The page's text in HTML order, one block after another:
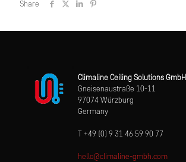
Share
Climaline Ceiling Solutions GmbH
Gneisenaustraße 10-11
97074 Würzburg
Germany
T +49 (0) 9 31 46 59 90 77
hello@climaline-gmbh.com